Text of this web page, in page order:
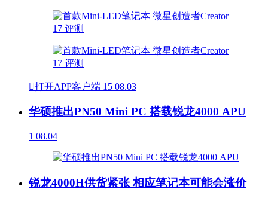
打开APP客户端 15 08.03
华硕推出PN50 Mini PC 搭载锐龙4000 APU
1 08.04
锐龙4000H供货紧张 相应笔记本可能会涨价